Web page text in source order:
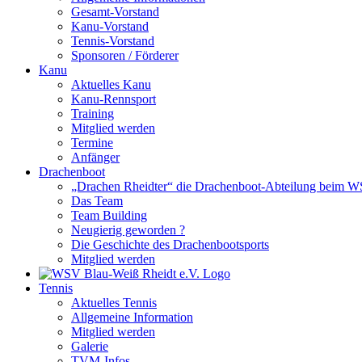
Gesamt-Vorstand
Kanu-Vorstand
Tennis-Vorstand
Sponsoren / Förderer
Kanu
Aktuelles Kanu
Kanu-Rennsport
Training
Mitglied werden
Termine
Anfänger
Drachenboot
„Drachen Rheidter“ die Drachenboot-Abteilung beim
Das Team
Team Building
Neugierig geworden ?
Die Geschichte des Drachenbootsports
Mitglied werden
Tennis
Aktuelles Tennis
Allgemeine Information
Mitglied werden
Galerie